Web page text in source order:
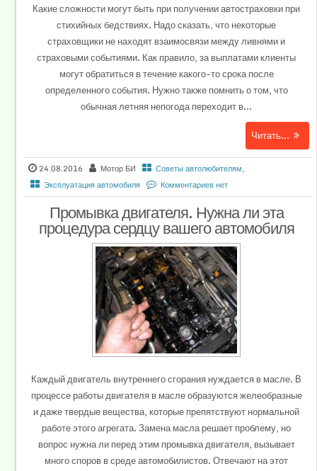
Какие сложности могут быть при получении автостраховки при
стихийных бедствиях. Надо сказать, что некоторые
страховщики не находят взаимосвязи между ливнями и
страховыми событиями. Как правило, за выплатами клиенты
могут обратиться в течение какого-то срока после
определенного события. Нужно также помнить о том, что
обычная летняя непогода переходит в...
Читать...
24.08.2016 Мотор БИ Советы автолюбителям,
Эксплуатация автомобиля
Комментариев нет
Промывка двигателя. Нужна ли эта
процедура сердцу вашего автомобиля
Каждый двигатель внутреннего сгорания нуждается в масле. В
процессе работы двигателя в масле образуются желеобразные
и даже твердые вещества, которые препятствуют нормальной
работе этого агрегата. Замена масла решает проблему, но
вопрос нужна ли перед этим промывка двигателя, вызывает
много споров в среде автомобилистов. Отвечают на этот